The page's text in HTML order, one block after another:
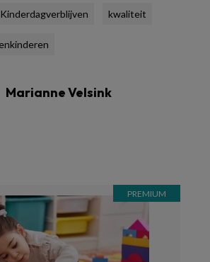
Kinderdagverblijven kwaliteit
Marianne Velsink